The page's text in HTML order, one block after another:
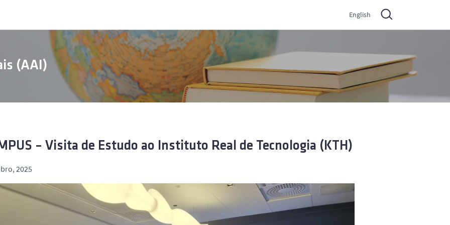
English
(AAI)
– Visita de Estudo ao Instituto Real de Tecnologia (KTH)
2025